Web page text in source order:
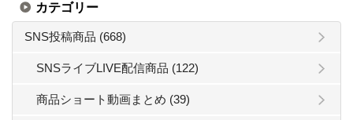
カテゴリー
SNS投稿商品 (668)
SNSライブLIVE配信商品 (122)
商品ショート動画まとめ (39)